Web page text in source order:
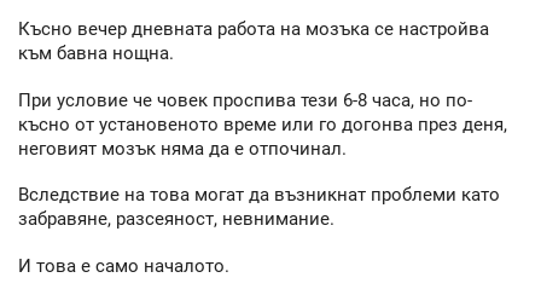
Късно вечер дневната работа на мозъка се настройва
към бавна нощна.
При условие че човек проспива тези 6-8 часа, но по-
късно от установеното време или го догонва през деня,
неговият мозък няма да е отпочинал.
Вследствие на това могат да възникнат проблеми като
забравяне, разсеяност, невнимание.
И това е само началото.